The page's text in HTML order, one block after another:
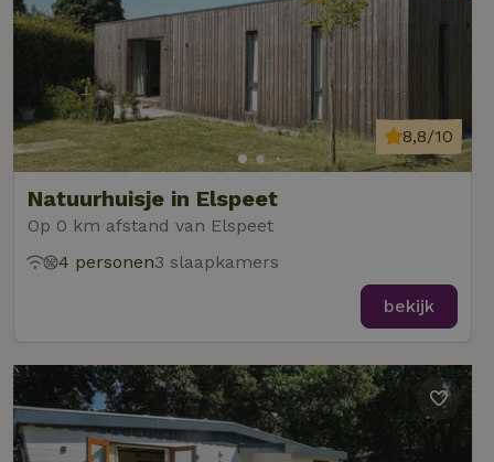
Natuurhuisje in Elspeet
Op 0 km afstand van Elspeet
8,8/10
4 personen3 slaapkamers
bekijk